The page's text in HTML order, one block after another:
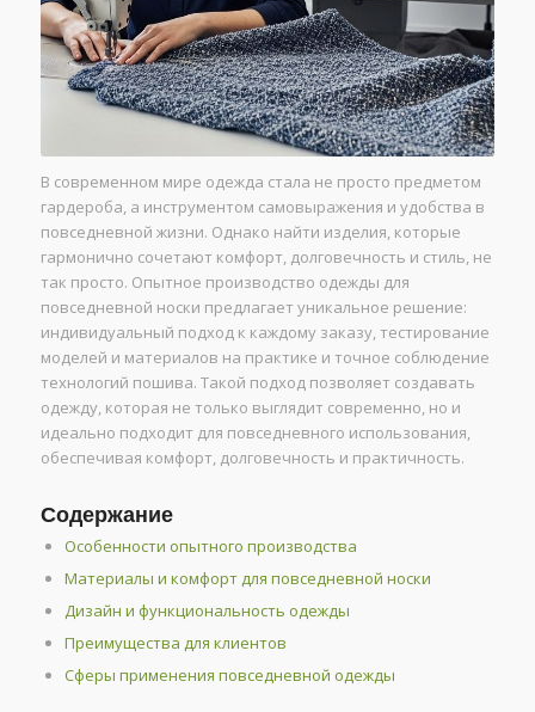
В современном мире одежда стала не просто предметом
гардероба, а инструментом самовыражения и удобства в
повседневной жизни. Однако найти изделия, которые
гармонично сочетают комфорт, долговечность и стиль, не
так просто. Опытное производство одежды для
повседневной носки предлагает уникальное решение:
индивидуальный подход к каждому заказу, тестирование
моделей и материалов на практике и точное соблюдение
технологий пошива. Такой подход позволяет создавать
одежду, которая не только выглядит современно, но и
идеально подходит для повседневного использования,
обеспечивая комфорт, долговечность и практичность.
Содержание
Особенности опытного производства
Материалы и комфорт для повседневной носки
Дизайн и функциональность одежды
Преимущества для клиентов
Сферы применения повседневной одежды